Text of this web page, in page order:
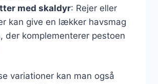
med skaldyr: Rejer eller
kan give en lækker havsmag
der komplementerer pestoen
variationer kan man også